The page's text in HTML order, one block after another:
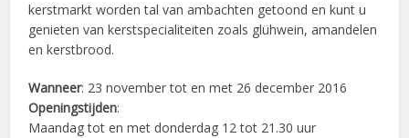
kerstmarkt worden tal van ambachten getoond en kunt u
genieten van kerstspecialiteiten zoals glühwein, amandelen
en kerstbrood.
Wanneer: 23 november tot en met 26 december 2016
Openingstijden:
Maandag tot en met donderdag 12 tot 21.30 uur